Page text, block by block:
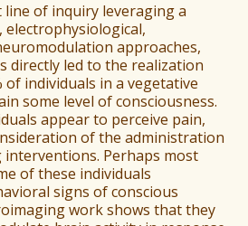
of inquiry leveraging a
approaches,
directly led to the realization
of individuals in a vegetative
some level of consciousness.
appear to perceive pain,
of the administration
Perhaps most
of these individuals
signs of conscious
work shows that they